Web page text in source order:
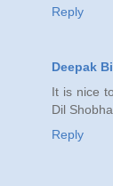
Reply
Deepak
It is nice
Dil
Reply